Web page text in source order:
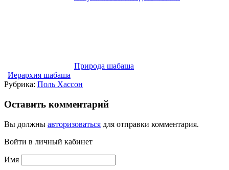
Природа шабаша
Иерархия шабаша
Рубрика: Поль Хассон
Оставить комментарий
Вы должны авторизоваться для отправки комментария.
Войти в личный кабинет
Имя